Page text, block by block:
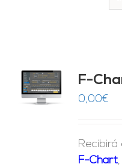
F-
0,00€
Recibirá
F-Chart